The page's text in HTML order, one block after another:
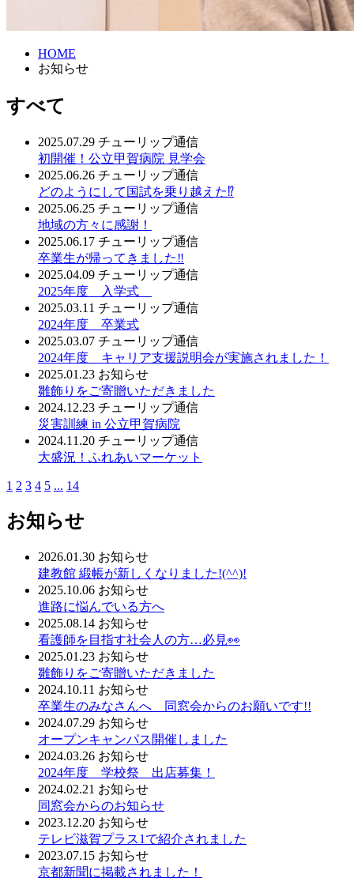
HOME
お知らせ
すべて
2025.07.29 チューリップ通信
初開催！公立甲賀病院 見学会
2025.06.26 チューリップ通信
どのようにして国試を乗り越えた⁉
2025.06.25 チューリップ通信
地域の方々に感謝！
2025.06.17 チューリップ通信
卒業生が帰ってきました‼
2025.04.09 チューリップ通信
2025年度 入学式
2025.03.11 チューリップ通信
2024年度 卒業式
2025.03.07 チューリップ通信
2024年度 キャリア支援説明会が実施されました！
2025.01.23 お知らせ
雛飾りをご寄贈いただきました
2024.12.23 チューリップ通信
災害訓練 in 公立甲賀病院
2024.11.20 チューリップ通信
大盛況！ふれあいマーケット
1 2 3 4 5 ... 14
お知らせ
2026.01.30 お知らせ
建教館 緞帳が新しくなりました!(^^)!
2025.10.06 お知らせ
進路に悩んでいる方へ
2025.08.14 お知らせ
看護師を目指す社会人の方…必見👀
2025.01.23 お知らせ
雛飾りをご寄贈いただきました
2024.10.11 お知らせ
卒業生のみなさんへ 同窓会からのお願いです!!
2024.07.29 お知らせ
オープンキャンパス開催しました
2024.03.26 お知らせ
2024年度 学校祭 出店募集！
2024.02.21 お知らせ
同窓会からのお知らせ
2023.12.20 お知らせ
テレビ滋賀プラス1で紹介されました
2023.07.15 お知らせ
京都新聞に掲載されました！